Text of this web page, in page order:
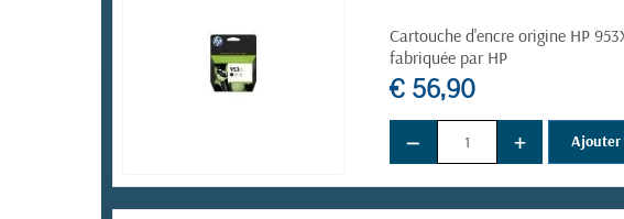
EN STOCK
Cartouche d'encre origine HP
fabriquée par HP
€ 56,90
− +